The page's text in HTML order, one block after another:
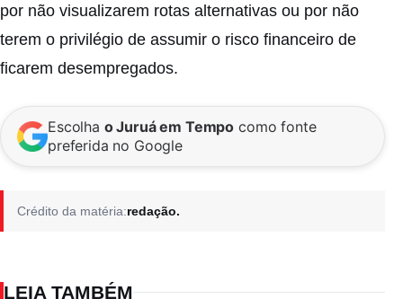
por não visualizarem rotas alternativas ou por não
terem o privilégio de assumir o risco financeiro de
ficarem desempregados.
Escolha o Juruá em Tempo como fonte
preferida no Google
Crédito da matéria:redação.
LEIA TAMBÉM